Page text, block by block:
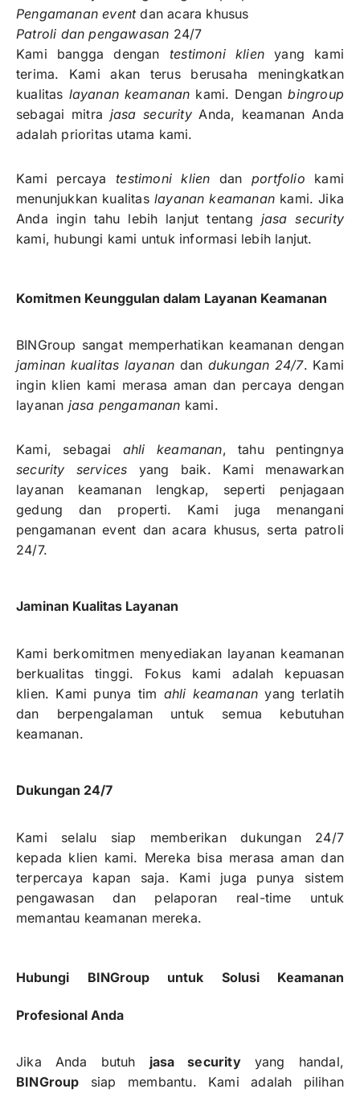
Pengamanan eventdan acara khusus
Patroli dan pengawasan 24/7
Kami bangga dengan testimoni klienyang kami
terima. Kami akan terus berusaha meningkatkan
kualitas layanan keamanan kami. Denganbingroup
sebagai mitra jasa securityAnda, keamanan Anda
adalah prioritas utama kami.
Kami percayatestimoni klien dan portfolio kami
menunjukkan kualitas layanan keamanan kami. Jika
Anda ingin tahu lebih lanjut tentang jasa security
kami, hubungi kami untuk informasi lebih lanjut.
Komitmen Keunggulan dalam Layanan Keamanan
BINGroup sangat memperhatikan keamanan dengan
jaminan kualitas layanan dan dukungan 24/7. Kami
ingin klien kami merasa aman dan percaya dengan
layanan jasa pengamanan kami.
Kami, sebagai ahli keamanan, tahu pentingnya
security services yang baik. Kami menawarkan
layanan keamanan lengkap, seperti penjagaan
gedung dan properti. Kami juga menangani
pengamanan event dan acara khusus, serta patroli
24/7.
Jaminan Kualitas Layanan
Kami berkomitmen menyediakan layanan keamanan
berkualitas tinggi. Fokus kami adalah kepuasan
klien. Kami punya tim ahli keamanan yang terlatih
dan berpengalaman untuk semua kebutuhan
keamanan.
Dukungan 24/7
Kami selalu siap memberikan dukungan 24/7
kepada klien kami. Mereka bisa merasa aman dan
terpercaya kapan saja. Kami juga punya sistem
pengawasan dan pelaporan real-time untuk
memantau keamanan mereka.
Hubungi BINGroup untuk Solusi Keamanan
Profesional Anda
Jika Anda butuh jasa securityyang handal,
BINGroup siap membantu. Kami adalah pilihan